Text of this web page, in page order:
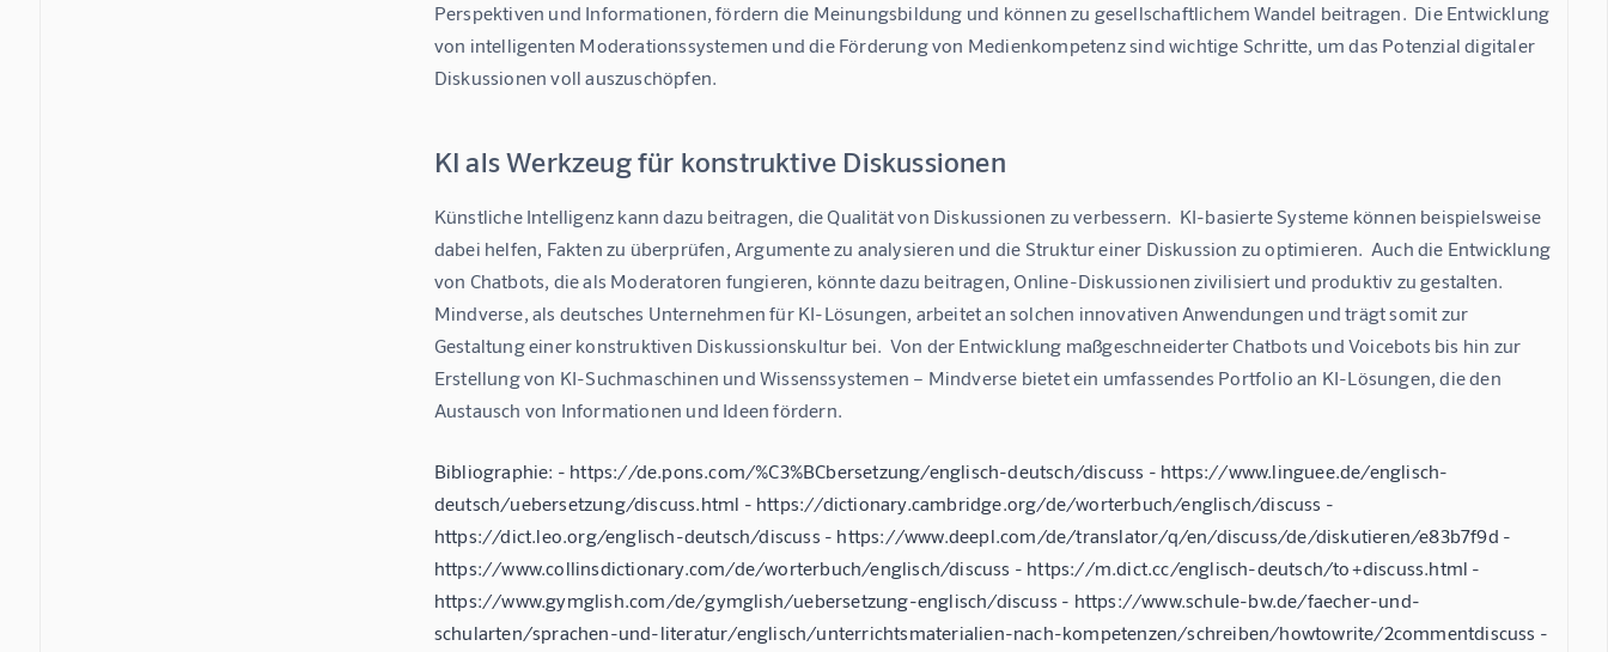
Perspektiven und Informationen, fördern die Meinungsbildung und können zu gesellschaftlichem Wandel beitragen.  Die Entwicklung
von intelligenten Moderationssystemen und die Förderung von Medienkompetenz sind wichtige Schritte, um das Potenzial digitaler
Diskussionen voll auszuschöpfen.
KI als Werkzeug für konstruktive Diskussionen
Künstliche Intelligenz kann dazu beitragen, die Qualität von Diskussionen zu verbessern.  KI-basierte Systeme können beispielsweise
dabei helfen, Fakten zu überprüfen, Argumente zu analysieren und die Struktur einer Diskussion zu optimieren.  Auch die Entwicklung
von Chatbots, die als Moderatoren fungieren, könnte dazu beitragen, Online-Diskussionen zivilisiert und produktiv zu gestalten.
Mindverse, als deutsches Unternehmen für KI-Lösungen, arbeitet an solchen innovativen Anwendungen und trägt somit zur
Gestaltung einer konstruktiven Diskussionskultur bei.  Von der Entwicklung maßgeschneiderter Chatbots und Voicebots bis hin zur
Erstellung von KI-Suchmaschinen und Wissenssystemen – Mindverse bietet ein umfassendes Portfolio an KI-Lösungen, die den
Austausch von Informationen und Ideen fördern.
Bibliographie: - https://de.pons.com/%C3%BCbersetzung/englisch-deutsch/discuss - https://www.linguee.de/englisch-
deutsch/uebersetzung/discuss.html - https://dictionary.cambridge.org/de/worterbuch/englisch/discuss -
https://dict.leo.org/englisch-deutsch/discuss - https://www.deepl.com/de/translator/q/en/discuss/de/diskutieren/e83b7f9d -
https://www.collinsdictionary.com/de/worterbuch/englisch/discuss - https://m.dict.cc/englisch-deutsch/to+discuss.html -
https://www.gymglish.com/de/gymglish/uebersetzung-englisch/discuss - https://www.schule-bw.de/faecher-und-
schularten/sprachen-und-literatur/englisch/unterrichtsmaterialien-nach-kompetenzen/schreiben/howtowrite/2commentdiscuss -